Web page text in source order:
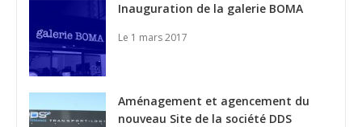
Inauguration de la galerie BOMA
Le 1 mars 2017
Aménagement et agencement du
nouveau Site de la société DDS